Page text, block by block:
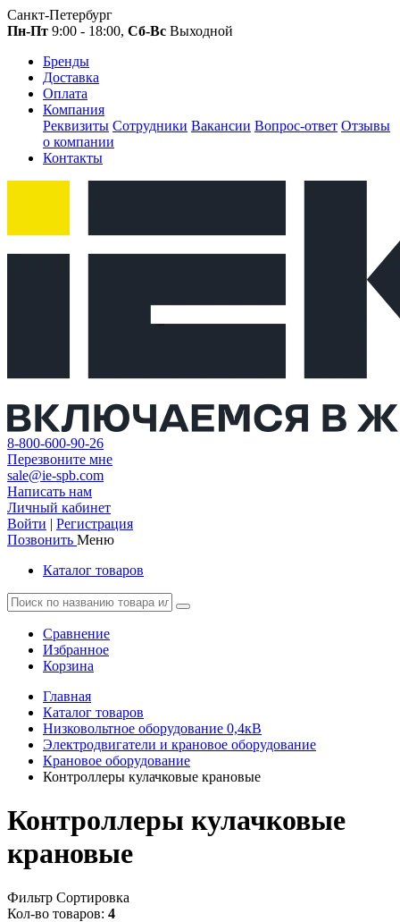
Санкт-Петербург
Пн-Пт 9:00 - 18:00, Сб-Вс Выходной
Бренды
Доставка
Оплата
Компания
Реквизиты Сотрудники Вакансии Вопрос-ответ Отзывы
о компании
Контакты
8-800-600-90-26
Перезвоните мне
sale@ie-spb.com
Написать нам
Личный кабинет
Войти | Регистрация
Позвонить Меню
Каталог товаров
Сравнение
Избранное
Корзина
Главная
Каталог товаров
Низковольтное оборудование 0,4кВ
Электродвигатели и крановое оборудование
Крановое оборудование
Контроллеры кулачковые крановые
Контроллеры кулачковые
крановые
Фильтр Сортировка
Кол-во товаров: 4